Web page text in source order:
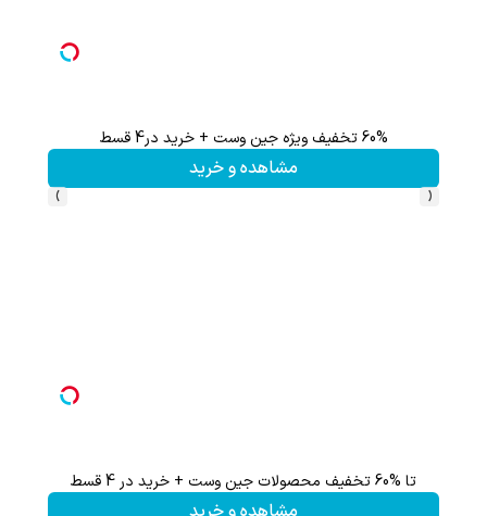
تا %60 تخفیف محصولات جین وست + خرید در 4 قسط
‹
›
60% تخفیف پوشاک جین وست + خرید در 4 قسط